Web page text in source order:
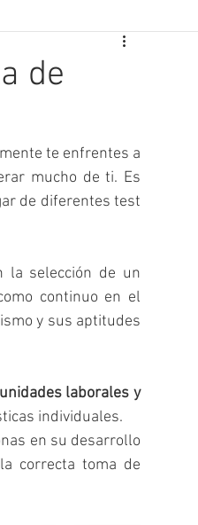
de
te enfrentes a
mucho de ti. Es
de diferentes test
la selección de un
continuo en el
y sus aptitudes
laborales y
individuales.
en su desarrollo
correcta toma de